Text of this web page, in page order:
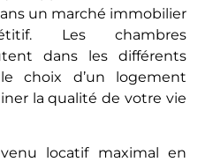
un marché immobilier
Les chambres
dans les différents
choix d’un logement
la qualité de votre vie
locatif maximal en